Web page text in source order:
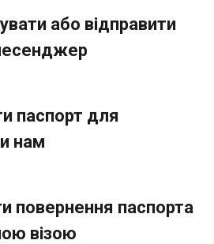
або відправити
паспорт для
нам
повернення паспорта
візою